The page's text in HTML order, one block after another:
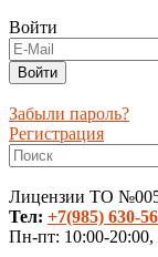
Войти
Забыли пароль?
Регистрация
Лицензии ТО
Тел: +7(985) 630-
Пн-пт: 10:00-20:00,